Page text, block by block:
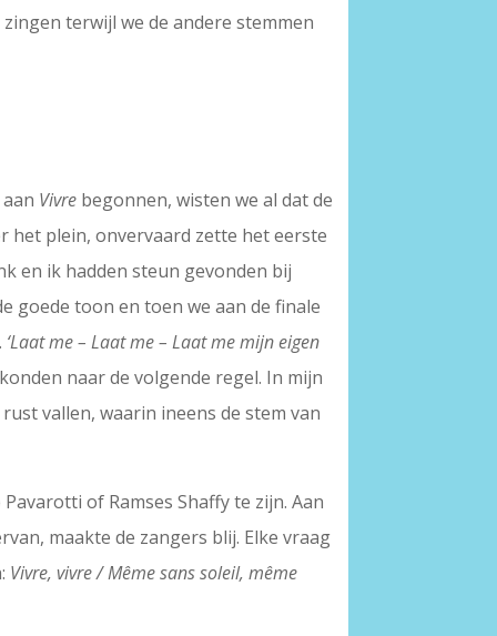
terwijl we de andere stemmen
Vivre begonnen, wisten we al dat de
het plein, onvervaard zette het eerste
en ik hadden steun gevonden bij
goede toon en toen we aan de finale
‘Laat me – Laat me – Laat me mijn eigen
naar de volgende regel. In mijn
vallen, waarin ineens de stem van
of Ramses Shaffy te zijn. Aan
maakte de zangers blij. Elke vraag
Vivre, vivre / Même sans soleil, même